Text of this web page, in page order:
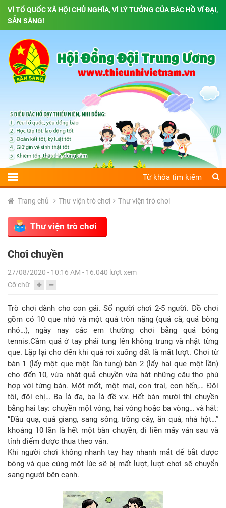
VÌ TỔ QUỐC XÃ HỘI CHỦ NGHĨA, VÌ LÝ TƯỞNG CỦA BÁC HỒ VĨ ĐẠI,
SẴN SÀNG!
Trang chủ Thư viện trò chơi Thư viện trò chơi
Thư viện trò chơi
Chơi chuyền
27/08/2020 - 10:16 AM - 16.040 lượt xem
Cỡ chữ
Trò chơi dành cho con gái. Số người chơi 2-5 người. Đồ chơi
gồm có 10 que nhỏ và một quả tròn nặng (quả cà, quả bòng
nhỏ…), ngày nay các em thường chơi bằng quả bóng
tennis.Cầm quả ở tay phải tung lên không trung và nhặt từng
que. Lặp lại cho đến khi quả rơi xuống đất là mất lượt. Chơi từ
bàn 1 (lấy một que một lần tung) bàn 2 (lấy hai que một lần)
cho đến 10, vừa nhặt quả chuyền vừa hát những câu thơ phù
hợp với từng bàn. Một mốt, một mai, con trai, con hến,… Đôi
tôi, đôi chị… Ba lá đa, ba lá đề v.v. Hết bàn mười thì chuyền
bằng hai tay: chuyền một vòng, hai vòng hoặc ba vòng… và hát:
“Đầu quạ, quá giang, sang sông, trồng cây, ăn quả, nhả hột…”
khoảng 10 lần là hết một bàn chuyền, đi liền mấy ván sau và
tính điểm được thua theo ván.
Khi người chơi không nhanh tay hay nhanh mắt để bắt được
bóng và que cùng một lúc sẽ bị mất lượt, lượt chơi sẽ chuyển
sang người bên cạnh.